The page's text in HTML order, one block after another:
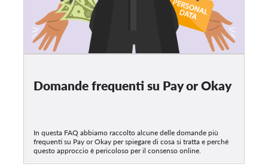
Domande frequenti su Pay or Okay
In questa FAQ abbiamo raccolto alcune delle domande più
frequenti su Pay or Okay per spiegare di cosa si tratta e perché
questo approccio è pericoloso per il consenso online.